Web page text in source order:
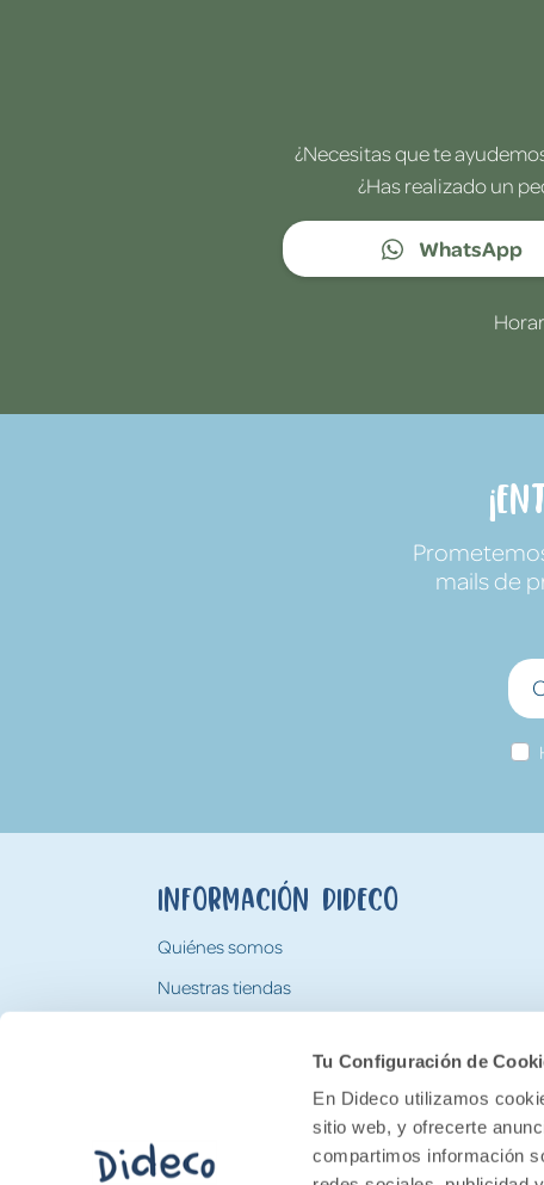
Tu Configuración de
En Dideco utilizamos
sitio web, y ofrecerte
compartimos información
¿Necesitas que te
¿Has realizado un
WhatsApp
mails de
Información Dideco
Quiénes somos
Nuestras tiendas
Tarjeta Regalo Dideco